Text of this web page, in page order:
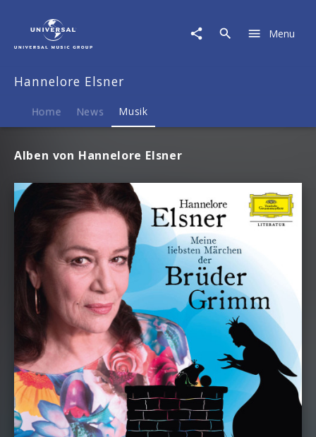
Musik
Menu
Hannelore Elsner
Home News Musik
Alben von Hannelore Elsner